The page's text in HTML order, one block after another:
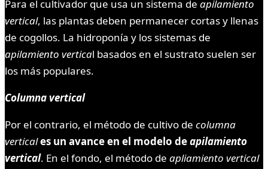
Para el cultivador que usa un sistema de apilamiento
vertical, las plantas deben permanecer cortas y llenas
de cogollos. La hidroponía y los sistemas de
apilamiento vertical basados ​​en el sustrato suelen ser
los más populares.
Columna vertical
Por el contrario, el método de cultivo de columna
verticales un avance en el modelo deapilamiento
vertical. En el fondo, el método de apliamiento vertical